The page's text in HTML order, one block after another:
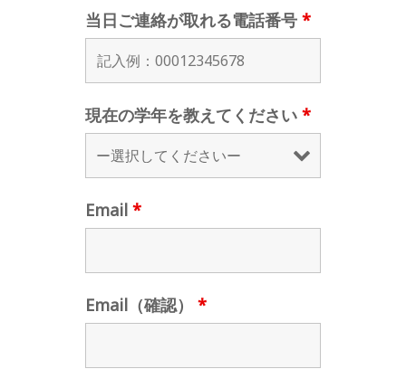
当日ご連絡が取れる電話番号 *
現在の学年を教えてください *
Email *
Email（確認） *